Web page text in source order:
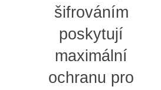
šifrováním
poskytují
maximální
ochranu pro